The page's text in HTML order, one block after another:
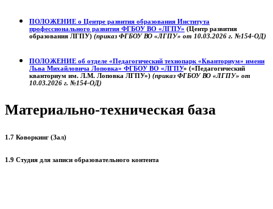
ПОЛОЖЕНИЕ о Центре развития образования Института
профессионального развития ФГБОУ ВО «ЛГПУ» (Центр развития
образования ЛГПУ) (приказ ФГБОУ ВО «ЛГПУ» от 10.03.2026 г. №154-ОД)
ПОЛОЖЕНИЕ об отделе «Педагогический технопарк «Кванториум» имени
Льва Михайловича Лоповка» ФГБОУ ВО «ЛГПУ» («Педагогический
кванториум им. Л.М. Лоповка ЛГПУ») (приказ ФГБОУ ВО «ЛГПУ» от
10.03.2026 г. №154-ОД)
Материально-техническая база
1.7 Коворкинг (Зал)
1.9 Студия для записи образовательного контента